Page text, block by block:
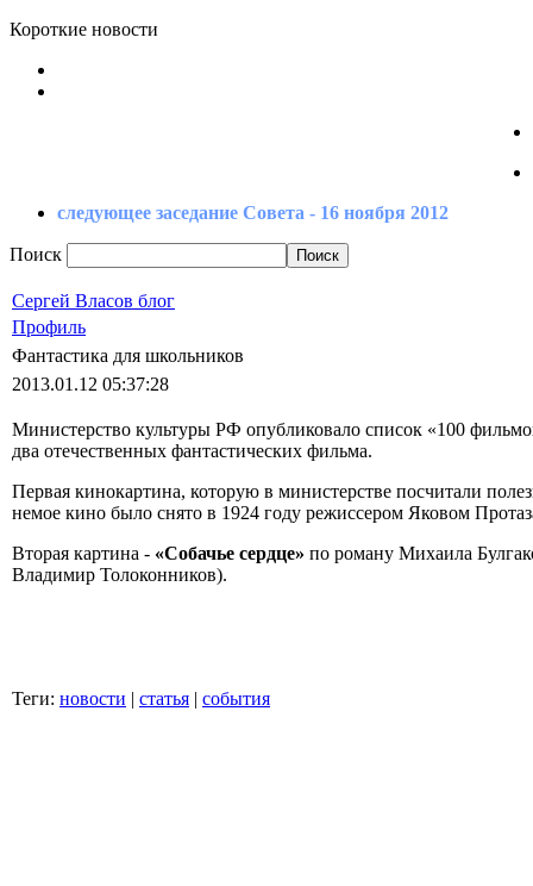
Короткие новости
следующее заседание Совета - 16 ноября 2012
Поиск
Сергей Власов блог
Профиль
Фантастика для школьников
2013.01.12 05:37:28
Министерство культуры РФ опубликовало список «100
два отечественных фантастических фильма.
Первая кинокартина, которую в министерстве посчитали
немое кино было снято в 1924 году режиссером Яковом
Вторая картина - «Собачье сердце» по роману Михаила
Владимир Толоконников).
Теги: новости | статья | события